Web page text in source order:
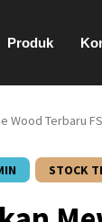
Produk
Wood Terbaru
STOCK